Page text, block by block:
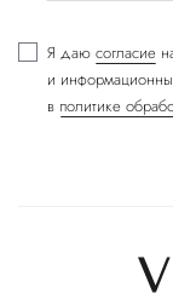
Я даю согласие
и
в политике